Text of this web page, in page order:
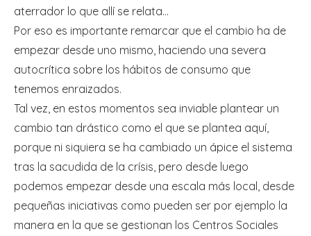
aterrador lo que allí se relata…
Por eso es importante remarcar que el cambio ha de
empezar desde uno mismo, haciendo una severa
autocrítica sobre los hábitos de consumo que
tenemos enraizados.
Tal vez, en estos momentos sea inviable plantear un
cambio tan drástico como el que se plantea aquí,
porque ni siquiera se ha cambiado un ápice el sistema
tras la sacudida de la crísis, pero desde luego
podemos empezar desde una escala más local, desde
pequeñas iniciativas como pueden ser por ejemplo la
manera en la que se gestionan los Centros Sociales